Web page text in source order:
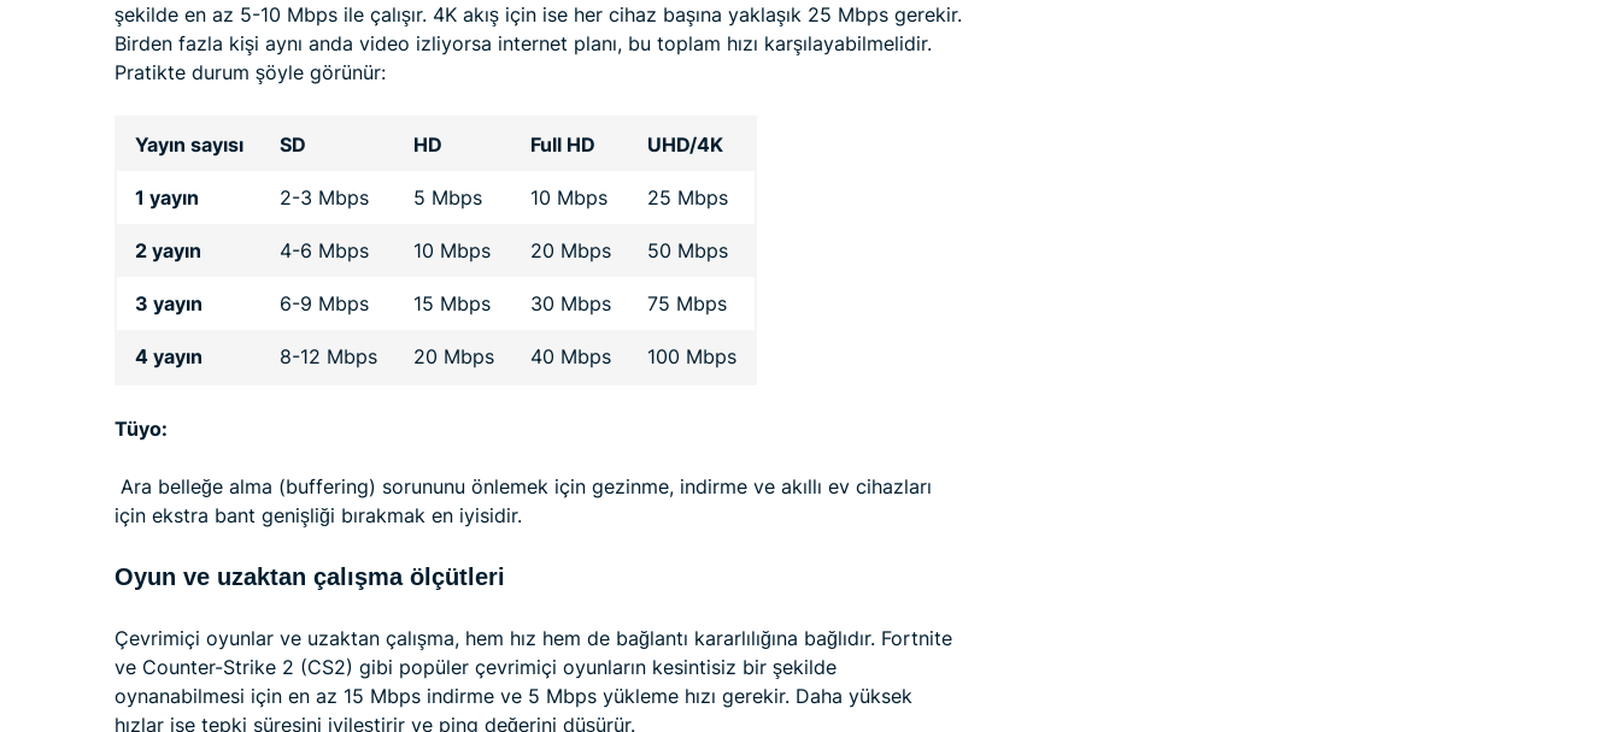
şekilde en az 5-10 Mbps ile çalışır. 4K akış için ise her cihaz başına yaklaşık 25 Mbps gerekir.
Birden fazla kişi aynı anda video izliyorsa internet planı, bu toplam hızı karşılayabilmelidir.
Pratikte durum şöyle görünür:
Yayın sayısı SD HD Full HD UHD/4K
1 yayın 2-3 Mbps 5 Mbps 10 Mbps 25 Mbps
2 yayın 4-6 Mbps 10 Mbps 20 Mbps 50 Mbps
3 yayın 6-9 Mbps 15 Mbps 30 Mbps 75 Mbps
4 yayın 8-12 Mbps 20 Mbps 40 Mbps 100 Mbps
Tüyo:
Ara belleğe alma (buffering) sorununu önlemek için gezinme, indirme ve akıllı ev cihazları
için ekstra bant genişliği bırakmak en iyisidir.
Oyun ve uzaktan çalışma ölçütleri
Çevrimiçi oyunlar ve uzaktan çalışma, hem hız hem de bağlantı kararlılığına bağlıdır. Fortnite
ve Counter-Strike 2 (CS2) gibi popüler çevrimiçi oyunların kesintisiz bir şekilde
oynanabilmesi için en az 15 Mbps indirme ve 5 Mbps yükleme hızı gerekir. Daha yüksek
hızlar ise tepki süresini iyileştirir ve ping değerini düşürür.